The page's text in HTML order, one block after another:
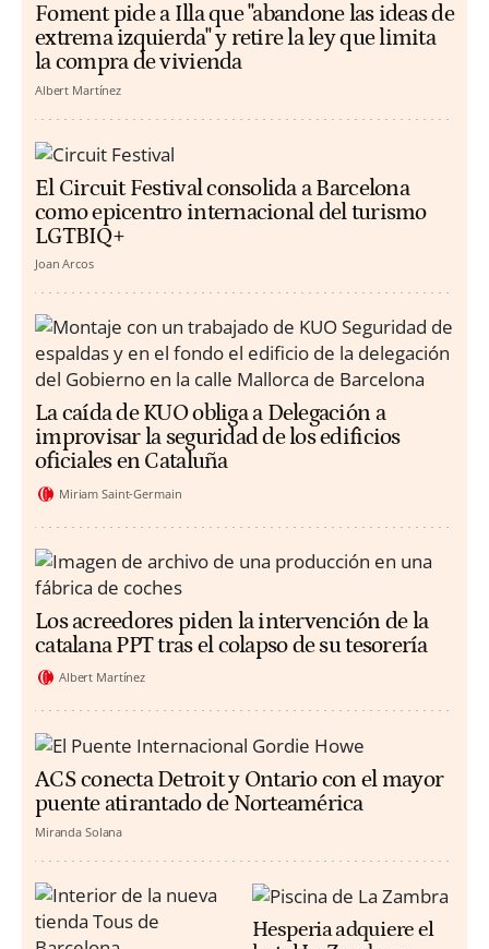
Foment pide a Illa que "abandone las ideas de
extrema izquierda" y retire la ley que limita
la compra de vivienda
Albert Martínez
El Circuit Festival consolida a Barcelona
como epicentro internacional del turismo
LGTBIQ+
Joan Arcos
La caída de KUO obliga a Delegación a
improvisar la seguridad de los edificios
oficiales en Cataluña
Miriam Saint-Germain
Los acreedores piden la intervención de la
catalana PPT tras el colapso de su tesorería
Albert Martínez
ACS conecta Detroit y Ontario con el mayor
puente atirantado de Norteamérica
Miranda Solana
Hesperia adquiere el